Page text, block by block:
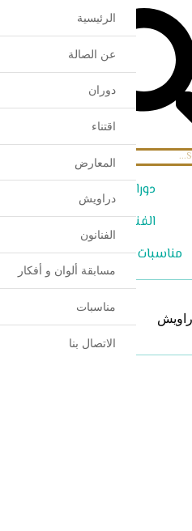
دوران
الفنانون
مناسبات الاتصال بنا
الرئيسية
عن الصالة
دوران
اقتناء
المعارض
دراويش
الفنانون
مسابقة ألوان و أفكار
مناسبات
الاتصال بنا